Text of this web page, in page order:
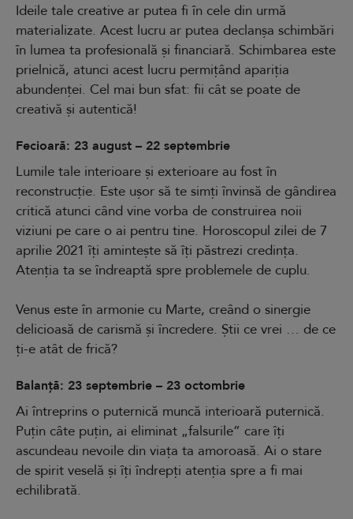
Ideile tale creative ar putea fi în cele din urmă
materializate. Acest lucru ar putea declanșa schimbări
în lumea ta profesională și financiară. Schimbarea este
prielnică, atunci acest lucru permițând apariția
abundenței. Cel mai bun sfat: fii cât se poate de
creativă și autentică!
Fecioară: 23 august – 22 septembrie
Lumile tale interioare și exterioare au fost în
reconstrucție. Este ușor să te simți învinsă de gândirea
critică atunci când vine vorba de construirea noii
viziuni pe care o ai pentru tine. Horoscopul zilei de 7
aprilie 2021 îți amintește să îți păstrezi credința.
Atenția ta se îndreaptă spre problemele de cuplu.
Venus este în armonie cu Marte, creând o sinergie
delicioasă de carismă și încredere. Știi ce vrei … de ce
ți-e atât de frică?
Balanță: 23 septembrie – 23 octombrie
Ai întreprins o puternică muncă interioară puternică.
Puțin câte puțin, ai eliminat „falsurile” care îți
ascundeau nevoile din viața ta amoroasă. Ai o stare
de spirit veselă și îți îndrepți atenția spre a fi mai
echilibrată.